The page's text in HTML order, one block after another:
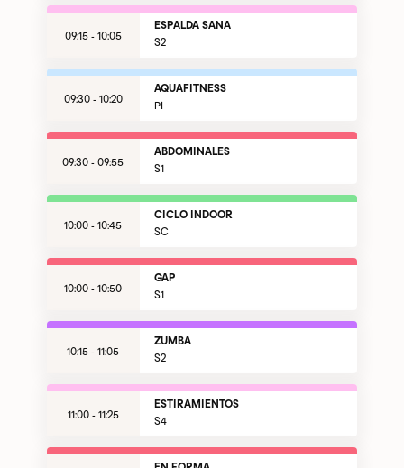
09:15 - 10:05
ESPALDA SANA
S2
09:30 - 10:20
AQUAFITNESS
PI
09:30 - 09:55
ABDOMINALES
S1
10:00 - 10:45
CICLO INDOOR
SC
10:00 - 10:50
GAP
S1
10:15 - 11:05
ZUMBA
S2
11:00 - 11:25
ESTIRAMIENTOS
S4